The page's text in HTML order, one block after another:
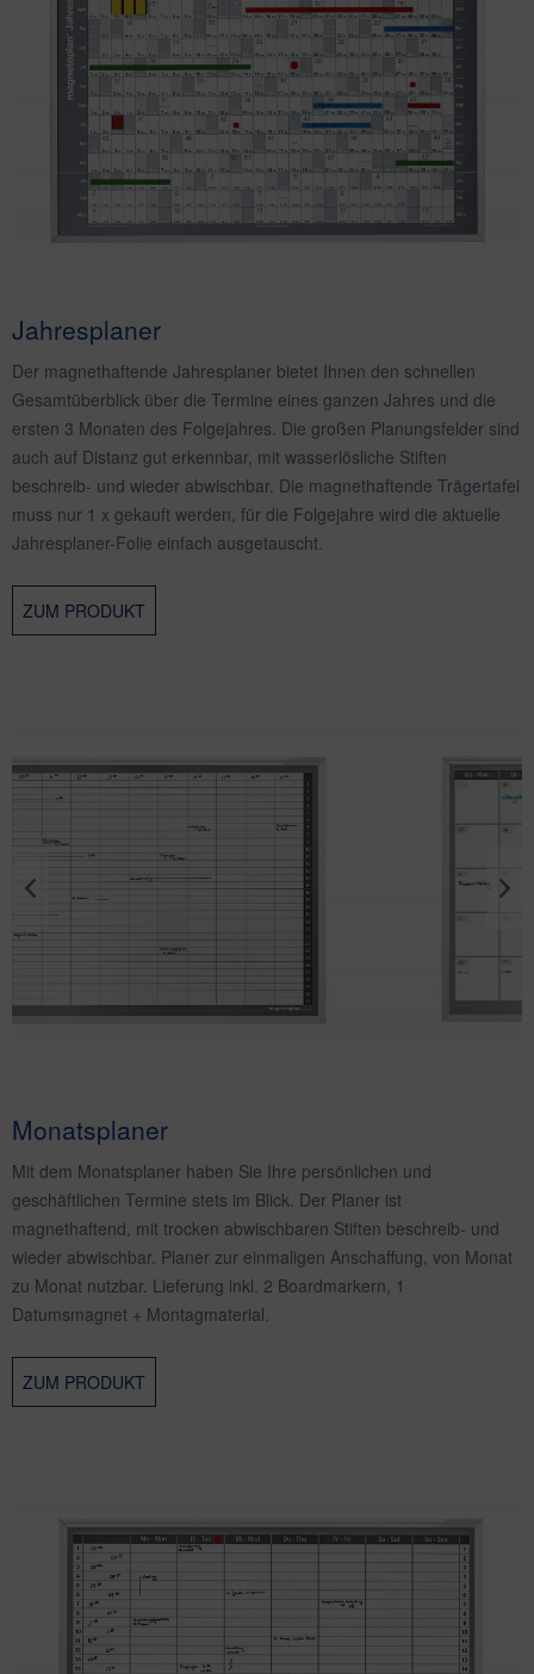
Jahresplaner
Der magnethaftende Jahresplaner bietet Ihnen den schnellen
Gesamtüberblick über die Termine eines ganzen Jahres und die
ersten 3 Monaten des Folgejahres. Die großen Planungsfelder sind
auch auf Distanz gut erkennbar, mit wasserlösliche Stiften
beschreib- und wieder abwischbar. Die magnethaftende Trägertafel
muss nur 1 x gekauft werden, für die Folgejahre wird die aktuelle
Jahresplaner-Folie einfach ausgetauscht.
ZUM PRODUKT
Monatsplaner
Mit dem Monatsplaner haben Sie Ihre persönlichen und
geschäftlichen Termine stets im Blick. Der Planer ist
magnethaftend, mit trocken abwischbaren Stiften beschreib- und
wieder abwischbar. Planer zur einmaligen Anschaffung, von Monat
zu Monat nutzbar. Lieferung inkl. 2 Boardmarkern, 1
Datumsmagnet + Montagmaterial.
ZUM PRODUKT